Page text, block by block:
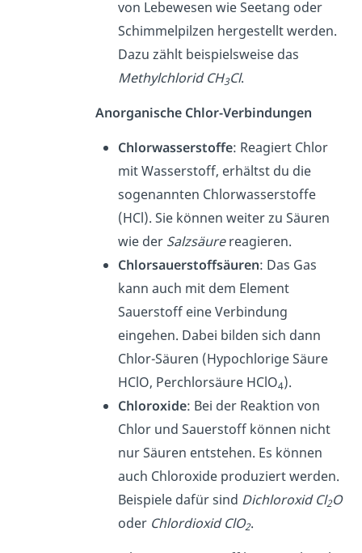
von Lebewesen wie Seetang oder
Schimmelpilzen hergestellt werden.
Dazu zählt beispielsweise das
Methylchlorid CH3Cl.
Anorganische Chlor-Verbindungen
Chlorwasserstoffe: Reagiert Chlor
mit Wasserstoff, erhältst du die
sogenannten Chlorwasserstoffe
(HCl). Sie können weiter zu Säuren
wie der Salzsäurereagieren.
Chlorsauerstoffsäuren: Das Gas
kann auch mit dem Element
Sauerstoff eine Verbindung
eingehen. Dabei bilden sich dann
Chlor-Säuren (Hypochlorige Säure
HClO, Perchlorsäure HClO4).
Chloroxide: Bei der Reaktion von
Chlor und Sauerstoff können nicht
nur Säuren entstehen. Es können
auch Chloroxide produziert werden.
Beispiele dafür sind Dichloroxid Cl2O
oder Chlordioxid ClO2.